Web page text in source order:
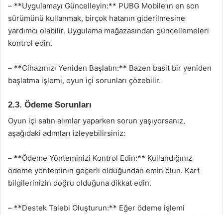
– **Uygulamayı Güncelleyin:** PUBG Mobile’ın en son
sürümünü kullanmak, birçok hatanın giderilmesine
yardımcı olabilir. Uygulama mağazasından güncellemeleri
kontrol edin.
– **Cihazınızı Yeniden Başlatın:** Bazen basit bir yeniden
başlatma işlemi, oyun içi sorunları çözebilir.
2.3. Ödeme Sorunları
Oyun içi satın alımlar yaparken sorun yaşıyorsanız,
aşağıdaki adımları izleyebilirsiniz:
– **Ödeme Yönteminizi Kontrol Edin:** Kullandığınız
ödeme yönteminin geçerli olduğundan emin olun. Kart
bilgilerinizin doğru olduğuna dikkat edin.
– **Destek Talebi Oluşturun:** Eğer ödeme işlemi